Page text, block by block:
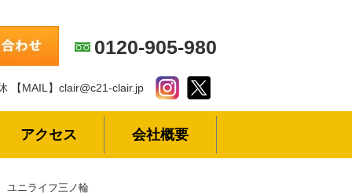
0120-905-980
【MAIL】clair@c21-clair.jp
アクセス 会社概要
ユニライフ三ノ輪